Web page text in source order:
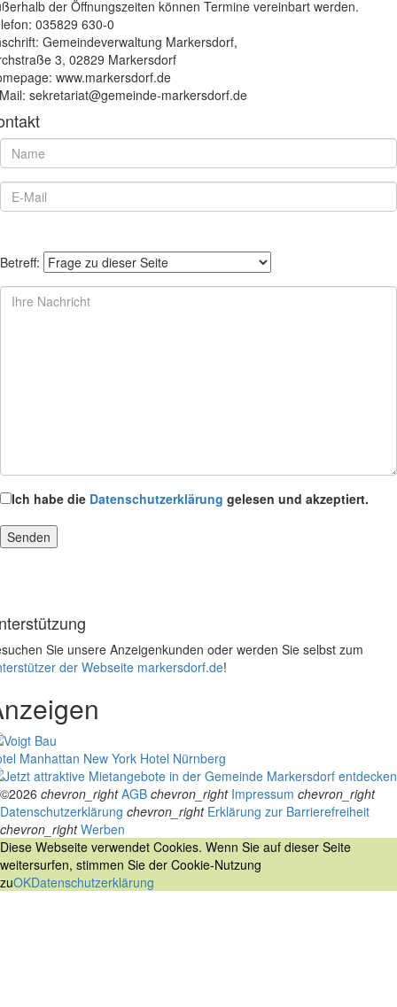
der Öffnungszeiten können Termine vereinbart werden.
035829 630-0
Gemeindeverwaltung Markersdorf,
3, 02829 Markersdorf
www.markersdorf.de
sekretariat@gemeinde-markersdorf.de
Betreff:
Ich habe die Datenschutzerklärung gelesen und akzeptiert.
Sie unsere Anzeigenkunden oder werden Sie selbst zum
der Webseite markersdorf.de!
Manhattan New York Hotel Nürnberg
©2026 chevron_right AGB chevron_right Impressum chevron_right
Datenschutzerklärung chevron_right Erklärung zur Barrierefreiheit
chevron_right Werben
Diese Webseite verwendet Cookies. Wenn Sie auf dieser Seite
weitersurfen, stimmen Sie der Cookie-Nutzung
zuOKDatenschutzerklärung